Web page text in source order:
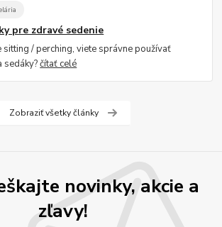
pre zdravé sedenie
sitting / perching, viete správne používať
sedáky?čítať celé
Zobraziť všetky články
novinky, akcie a
zľavy!